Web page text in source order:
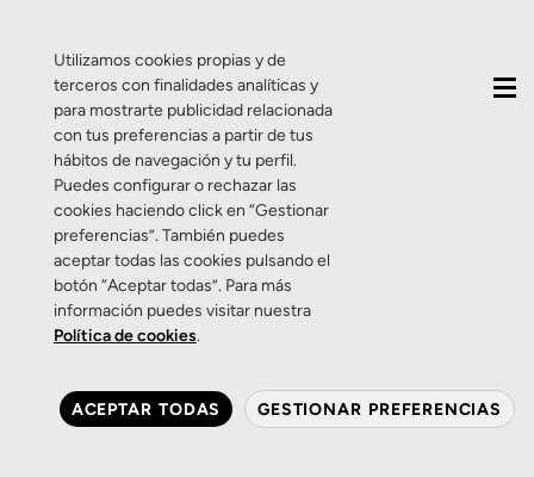
Etiqueta:higiene
Consejos Lentes de contacto
Salud Visual
Sin categoría
lentillas? Las diarias pueden
Utilizamos cookies propias y de
terceros con finalidades analíticas y
para mostrarte publicidad relacionada
con tus preferencias a partir de tus
hábitos de navegación y tu perfil.
Puedes configurar o rechazar las
cookies haciendo click en “Gestionar
preferencias”. También puedes
aceptar todas las cookies pulsando el
botón “Aceptar todas”. Para más
información puedes visitar nuestra
Política de cookies.
ACEPTAR TODAS GESTIONAR PREFERENCIAS